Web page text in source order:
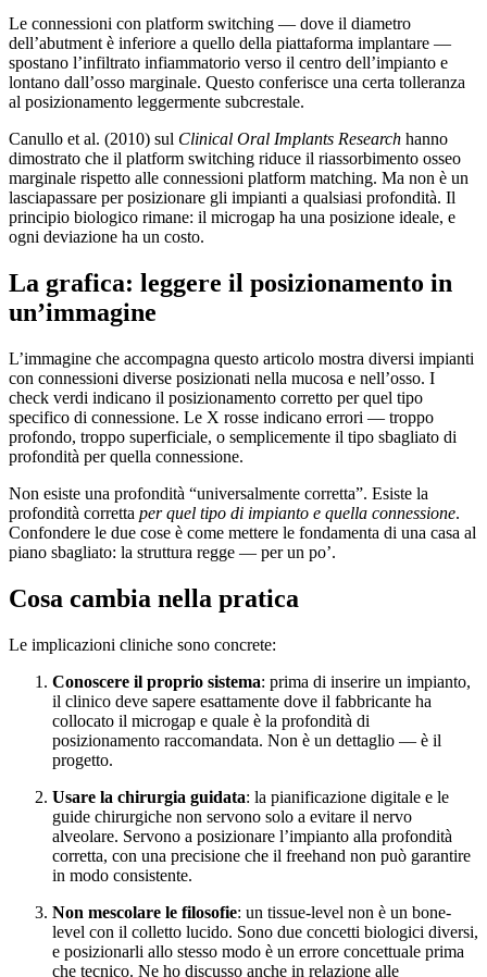
Le connessioni con platform switching — dove il diametro
dell’abutment è inferiore a quello della piattaforma implantare —
spostano l’infiltrato infiammatorio verso il centro dell’impianto e
lontano dall’osso marginale. Questo conferisce una certa tolleranza
al posizionamento leggermente subcrestale.
Canullo et al. (2010) sul Clinical Oral Implants Research hanno
dimostrato che il platform switching riduce il riassorbimento osseo
marginale rispetto alle connessioni platform matching. Ma non è un
lasciapassare per posizionare gli impianti a qualsiasi profondità. Il
principio biologico rimane: il microgap ha una posizione ideale, e
ogni deviazione ha un costo.
La grafica: leggere il posizionamento in
un’immagine
L’immagine che accompagna questo articolo mostra diversi impianti
con connessioni diverse posizionati nella mucosa e nell’osso. I
check verdi indicano il posizionamento corretto per quel tipo
specifico di connessione. Le X rosse indicano errori — troppo
profondo, troppo superficiale, o semplicemente il tipo sbagliato di
profondità per quella connessione.
Non esiste una profondità “universalmente corretta”. Esiste la
profondità corretta per quel tipo di impianto e quella connessione.
Confondere le due cose è come mettere le fondamenta di una casa al
piano sbagliato: la struttura regge — per un po’.
Cosa cambia nella pratica
Le implicazioni cliniche sono concrete:
Conoscere il proprio sistema: prima di inserire un impianto,
il clinico deve sapere esattamente dove il fabbricante ha
collocato il microgap e quale è la profondità di
posizionamento raccomandata. Non è un dettaglio — è il
progetto.
Usare la chirurgia guidata: la pianificazione digitale e le
guide chirurgiche non servono solo a evitare il nervo
alveolare. Servono a posizionare l’impianto alla profondità
corretta, con una precisione che il freehand non può garantire
in modo consistente.
Non mescolare le filosofie: un tissue-level non è un bone-
level con il colletto lucido. Sono due concetti biologici diversi,
e posizionarli allo stesso modo è un errore concettuale prima
che tecnico. Ne ho discusso anche in relazione alle